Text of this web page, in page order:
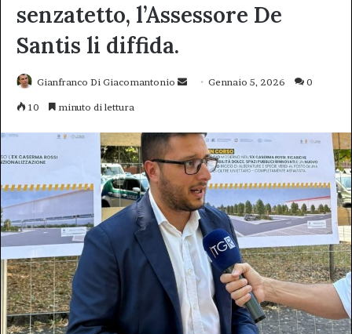
senzatetto, l’Assessore De
Santis li diffida.
Gianfranco Di Giacomantonio
InviaGennaio 5, 2026 0
10 minuto di lettura